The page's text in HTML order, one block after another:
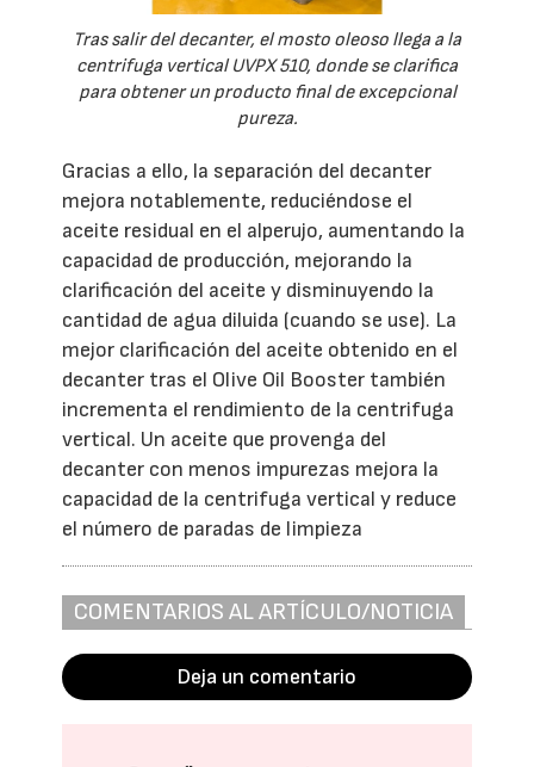
Tras salir del decanter, el mosto oleoso llega a la
centrifuga vertical UVPX 510, donde se clarifica
para obtener un producto final de excepcional
pureza.
Gracias a ello, la separación del decanter
mejora notablemente, reduciéndose el
aceite residual en el alperujo, aumentando la
capacidad de producción, mejorando la
clarificación del aceite y disminuyendo la
cantidad de agua diluida (cuando se use). La
mejor clarificación del aceite obtenido en el
decanter tras el Olive Oil Booster también
incrementa el rendimiento de la centrifuga
vertical. Un aceite que provenga del
decanter con menos impurezas mejora la
capacidad de la centrifuga vertical y reduce
el número de paradas de limpieza
COMENTARIOS AL ARTÍCULO/NOTICIA
Deja un comentario